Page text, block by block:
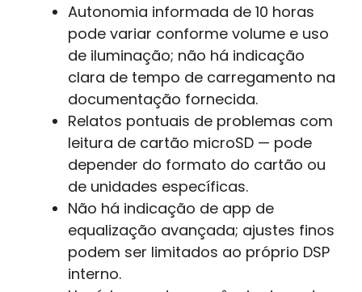
Autonomia informada de 10 horas
pode variar conforme volume e uso
de iluminação; não há indicação
clara de tempo de carregamento na
documentação fornecida.
Relatos pontuais de problemas com
leitura de cartão microSD — pode
depender do formato do cartão ou
de unidades específicas.
Não há indicação de app de
equalização avançada; ajustes finos
podem ser limitados ao próprio DSP
interno.